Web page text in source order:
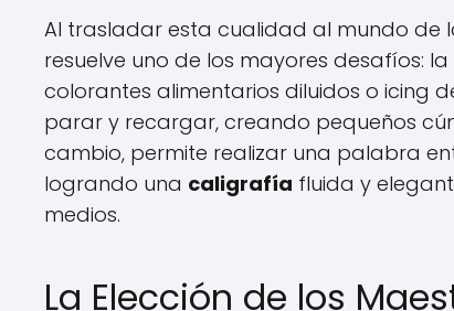
Al trasladar esta cualidad al mundo de
resuelve uno de los mayores desafíos:
colorantes alimentarios diluidos o icing
parar y recargar, creando pequeños
cambio, permite realizar una palabra
logrando una caligrafía fluida y
medios.
La Elección de los